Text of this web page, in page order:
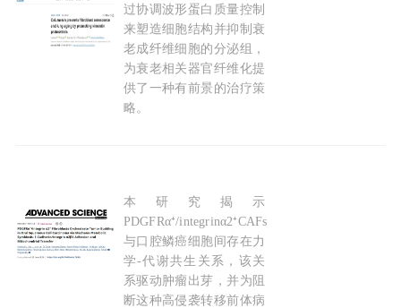
过协调波形蛋白质量控制
来塑造细胞结构并抑制衰
老成纤维细胞的分泌组，
为衰老相关器官纤维化提
供了一种有前景的治疗策
略。
Adv Sci：口腔癌“出芽”的幕后推手，复旦大学
本研究揭示
PDGFRα⁺/integrinα2⁺CAFs
与口腔鳞癌细胞间存在力
学-代谢共生关系，该关
系驱动肿瘤出芽，并为阻
断这种高侵袭转移前体病